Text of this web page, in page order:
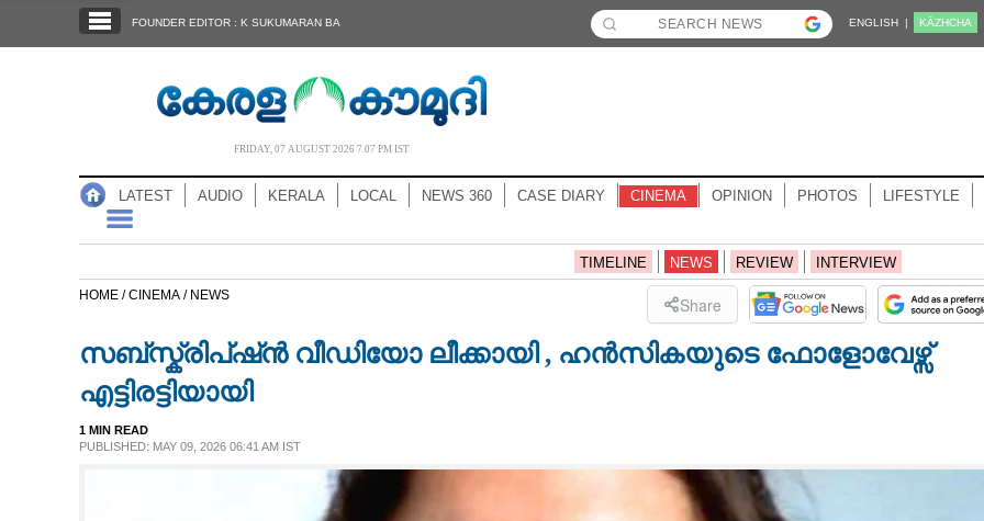
NOTIFIED NEWS
CASE DIARY
FOUNDER EDITOR : K SUKUMARAN BA ENGLISH | KĀZHCHA
FRIDAY, 07 AUGUST 2026 7.07 PM IST
LATEST AUDIO KERALA LOCAL NEWS 360 CASE DIARY CINEMA OPINION PHOTOS LIFESTYLE
TIMELINE NEWS REVIEW INTERVIEW
HOME /CINEMA / NEWS Share
സബ്സ്ക്രിപ്ഷ്ൻ വീഡിയോ ലീക്കായി , ഹൻസികയുടെ ഫോളോവേഴ്സ്
എട്ടിരട്ടിയായി
1 MIN READ
PUBLISHED: MAY 09, 2026 06:41 AM IST